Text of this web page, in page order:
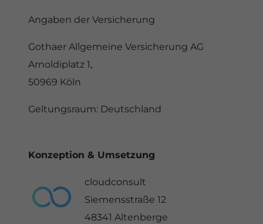
Angaben der Versicherung
Gothaer Allgemeine Versicherung AG
Arnoldiplatz 1,
50969 Köln
Geltungsraum: Deutschland
Konzeption & Umsetzung
cloudconsult
Siemensstraße 12
48341 Altenberge